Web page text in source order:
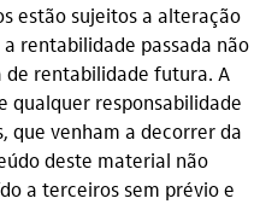
estão sujeitos a alteração
rentabilidade passada não
rentabilidade futura. A
qualquer responsabilidade
que venham a decorrer da
deste material não
a terceiros sem prévio e